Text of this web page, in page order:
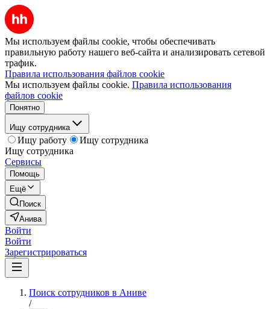
Мы используем файлы cookie, чтобы обеспечивать
правильную работу нашего веб-сайта и анализировать сетевой
трафик.
Правила использования файлов cookie
Мы используем файлы cookie. Правила использования
файлов cookie
Понятно
Ищу сотрудника
Ищу работу
Ищу сотрудника
Ищу сотрудника
Сервисы
Помощь
Ещё
Поиск
Анива
Войти
Войти
Зарегистрироваться
Поиск сотрудников в Аниве
/